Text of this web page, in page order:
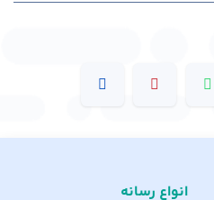
انواع رسانه